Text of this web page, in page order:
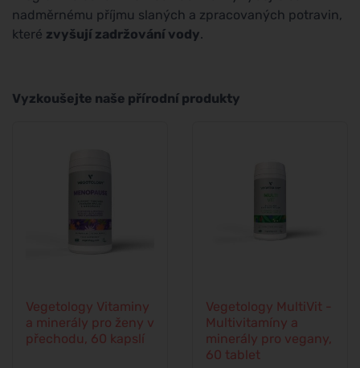
nadměrnému příjmu slaných a zpracovaných potravin,
které zvyšují zadržování vody.
Vyzkoušejte naše přírodní produkty
Vegetology Vitaminy
a minerály pro ženy v
přechodu, 60 kapslí
Vegetology MultiVit -
Multivitamíny a
minerály pro vegany,
60 tablet